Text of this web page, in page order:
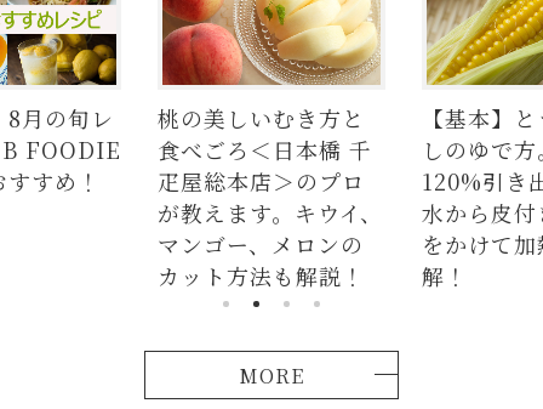
むき方と
日本橋 千
のプロ
【基本】とうもろこ
しのゆで方。甘さを
120%引き出すには、
水から皮付き＆時間
をかけて加熱が正
解！
【簡単】
の人気レ
ラダはタ
麺、よだ
つかない
説！
MORE